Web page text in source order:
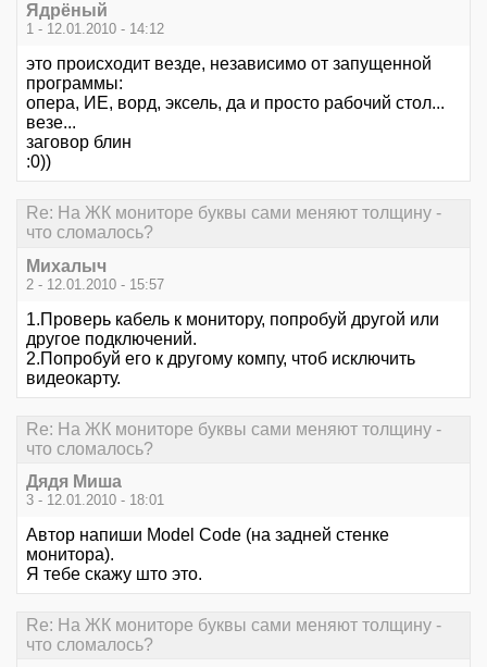
Ядрёный
1 - 12.01.2010 - 14:12
это происходит везде, независимо от запущенной
программы:
опера, ИЕ, ворд, эксель, да и просто рабочий стол...
везе...
заговор блин
:0))
Re: На ЖК мониторе буквы сами меняют толщину -
что сломалось?
Михалыч
2 - 12.01.2010 - 15:57
1.Проверь кабель к монитору, попробуй другой или
другое подключений.
2.Попробуй его к другому компу, чтоб исключить
видеокарту.
Re: На ЖК мониторе буквы сами меняют толщину -
что сломалось?
Дядя Миша
3 - 12.01.2010 - 18:01
Автор напиши Model Code (на задней стенке
монитора).
Я тебе скажу што это.
Re: На ЖК мониторе буквы сами меняют толщину -
что сломалось?